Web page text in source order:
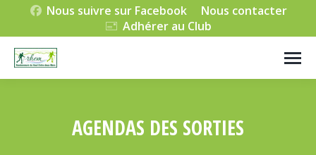
Nous suivre sur Facebook
Nous contacter
Adhérer au Club
AGENDAS DES SORTIES